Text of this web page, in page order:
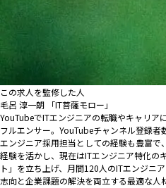
この求人を監修した人
毛呂 淳一朗 「IT菩薩モロー」
YouTubeでITエンジニアの転職やキャリア
フルエンサー。YouTubeチャンネル登録者
エンジニア採用担当としての経験も豊富
経験を活かし、現在はITエンジニア特化の
ト」を立ち上げ、月間120人のITエンジニ
志向と企業課題の解決を両立する最適な人